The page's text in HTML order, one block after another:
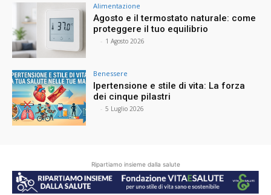
Alimentazione
Agosto e il termostato naturale: come
proteggere il tuo equilibrio
- 1 Agosto 2026
Benessere
Ipertensione e stile di vita: La forza
dei cinque pilastri
- 5 Luglio 2026
Ripartiamo insieme dalla salute